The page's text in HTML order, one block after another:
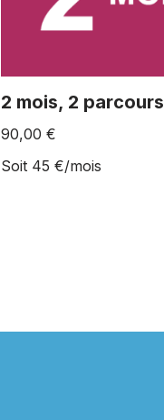
2 mois, 2 parcours
90,00 €
Soit 45 €/mois